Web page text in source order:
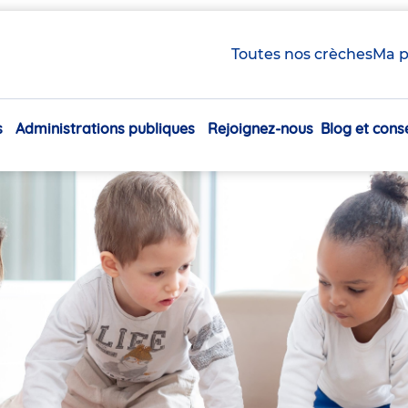
Toutes nos crèchesMa
Navigation
Administrations publiques Rejoignez-nous Blog et